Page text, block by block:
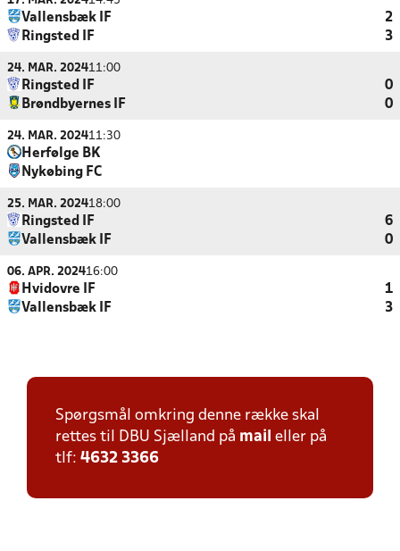
Vallensbæk IF
2
Ringsted IF
3
24. MAR. 202411:00
Ringsted IF
0
Brøndbyernes IF
0
24. MAR. 202411:30
Herfølge BK
Nykøbing FC
25. MAR. 202418:00
Ringsted IF
6
Vallensbæk IF
0
06. APR. 202416:00
Hvidovre IF
1
Vallensbæk IF
3
Spørgsmål omkring denne række skal
rettes til DBU Sjælland på mail eller på
tlf: 4632 3366